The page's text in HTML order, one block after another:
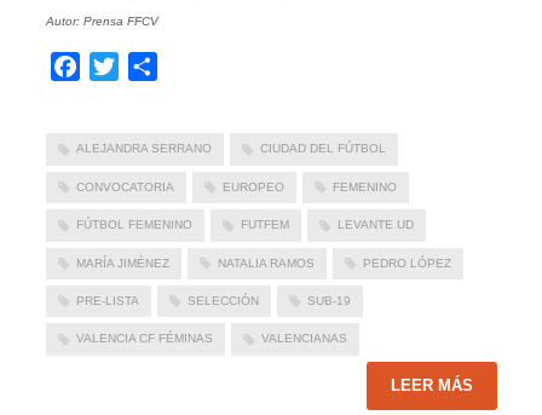
Autor: Prensa FFCV
Facebook
Twitter
ALEJANDRA SERRANO CIUDAD DEL FÚTBOL
CONVOCATORIA EUROPEO FEMENINO
FÚTBOL FEMENINO FUTFEM LEVANTE UD
MARÍA JIMÉNEZ NATALIA RAMOS PEDRO LÓPEZ
PRE-LISTA SELECCIÓN SUB-19
VALENCIA CF FÉMINAS VALENCIANAS
LEER MÁS